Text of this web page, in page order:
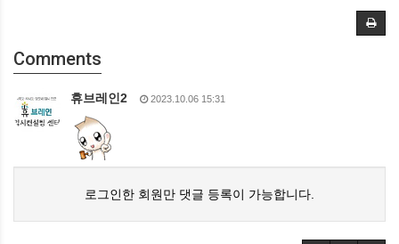
Comments
휴브레인2 2023.10.06 15:31
로그인한 회원만 댓글 등록이 가능합니다.